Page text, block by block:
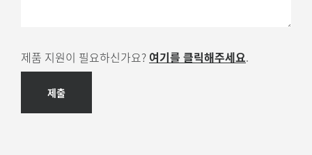
제품 지원이 필요하신가요? 여기를 클릭해주세요.
제출